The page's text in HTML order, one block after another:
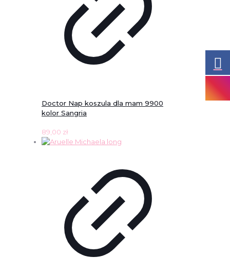
Doctor Nap koszula dla mam 9900
kolor Sangria
89,00 zł